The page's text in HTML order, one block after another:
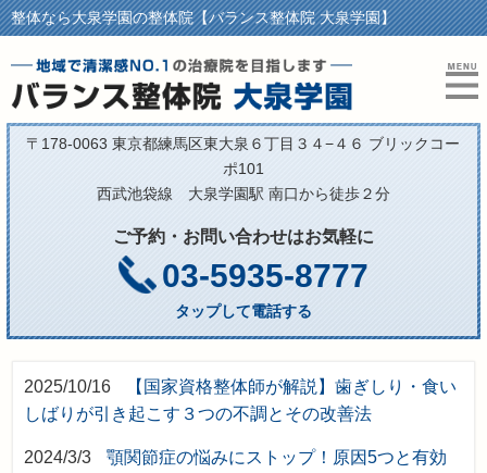
整体なら大泉学園の整体院【バランス整体院 大泉学園】
〒178-0063 東京都練馬区東大泉６丁目３４−４６ ブリックコー
ポ101
西武池袋線 大泉学園駅 南口から徒歩２分
ご予約・お問い合わせはお気軽に
03-5935-8777
タップして電話する
2025/10/16
【国家資格整体師が解説】歯ぎしり・食い
しばりが引き起こす３つの不調とその改善法
2024/3/3
顎関節症の悩みにストップ！原因5つと有効